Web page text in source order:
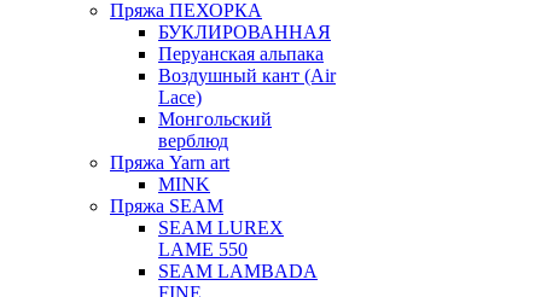
Пряжа ПЕХОРКА
БУКЛИРОВАННАЯ
Перуанская альпака
Воздушный кант (Air
Lace)
Монгольский
верблюд
Пряжа Yarn art
MINK
Пряжа SEAM
SEAM LUREX
LAME 550
SEAM LAMBADA
FINE